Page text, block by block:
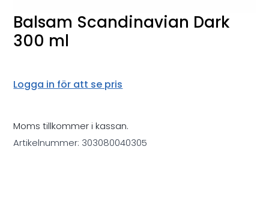
Balsam Scandinavian Dark
300 ml
Logga in för att se pris
Moms tillkommer i kassan.
Artikelnummer: 303080040305